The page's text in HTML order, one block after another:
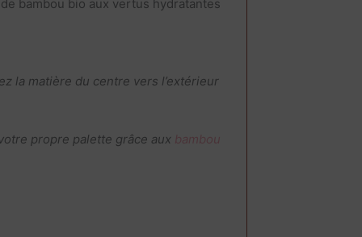
bambou bio aux vertus hydratantes
la matière du centre vers l’extérieur
propre palette grâce aux bambou